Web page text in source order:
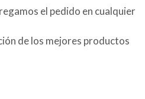
el pedido en cualquier
de los mejores productos